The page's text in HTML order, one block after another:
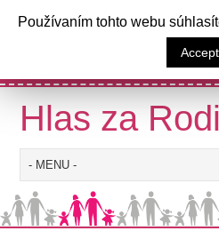
Výzva
Slovenskej
Hlas za
Používaním tohto webu
Accept